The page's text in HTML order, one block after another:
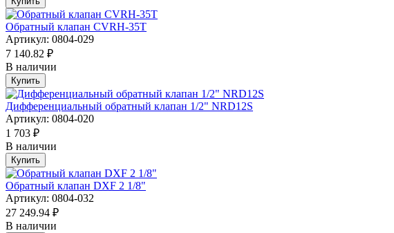
Обратный клапан CVRH-35T
Артикул: 0804-029
7 140.82 ₽
В наличии
Купить
Дифференциальный обратный клапан 1/2" NRD12S
Артикул: 0804-020
1 703 ₽
В наличии
Купить
Обратный клапан DXF 2 1/8"
Артикул: 0804-032
27 249.94 ₽
В наличии